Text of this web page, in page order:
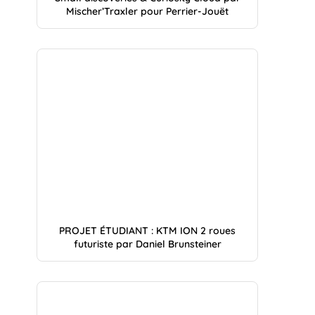
Mischer’Traxler pour Perrier-Jouët
PROJET ÉTUDIANT : KTM ION 2 roues
futuriste par Daniel Brunsteiner